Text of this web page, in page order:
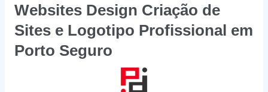
Websites Design Criação de
Sites e Logotipo Profissional em
Porto Seguro